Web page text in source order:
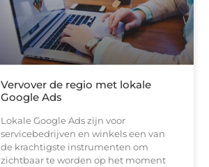
Vervover de regio met lokale
Google Ads
Lokale Google Ads zijn voor
servicebedrijven en winkels een van
de krachtigste instrumenten om
zichtbaar te worden op het moment